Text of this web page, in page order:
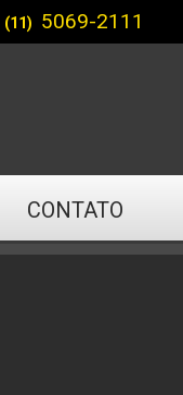
CONTATO
(11) 5069-2111